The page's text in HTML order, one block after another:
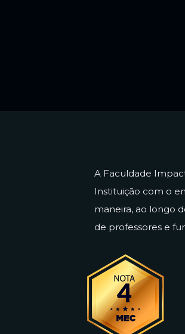
A Faculdade
Instituição com o
maneira, ao longo
de professores e